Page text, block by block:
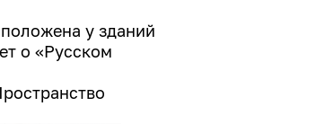
у зданий
о «Русском